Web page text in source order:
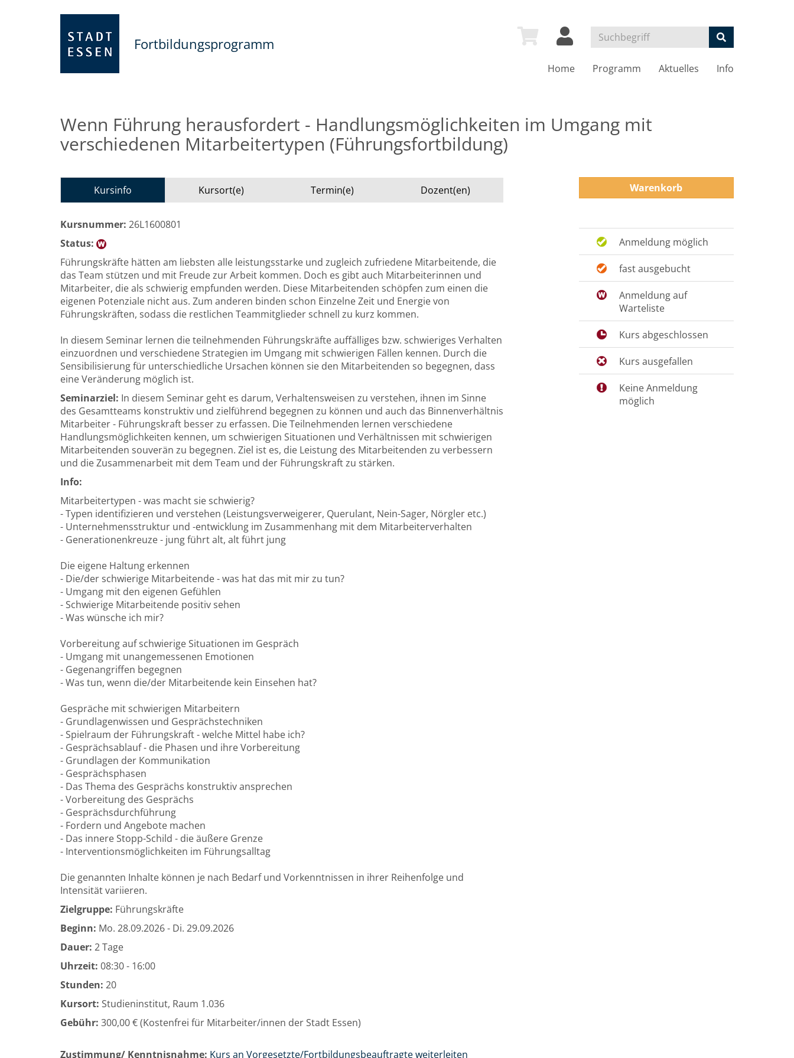
Fortbildungsprogramm
Home Programm Aktuelles Info
Wenn Führung herausfordert - Handlungsmöglichkeiten im Umgang mit
verschiedenen Mitarbeitertypen (Führungsfortbildung)
Kursinfo Kursort(e) Termin(e) Dozent(en)
Kursnummer: 26L1600801
Status:
Führungskräfte hätten am liebsten alle leistungsstarke und zugleich zufriedene Mitarbeitende, die
das Team stützen und mit Freude zur Arbeit kommen. Doch es gibt auch Mitarbeiterinnen und
Mitarbeiter, die als schwierig empfunden werden. Diese Mitarbeitenden schöpfen zum einen die
eigenen Potenziale nicht aus. Zum anderen binden schon Einzelne Zeit und Energie von
Führungskräften, sodass die restlichen Teammitglieder schnell zu kurz kommen.
In diesem Seminar lernen die teilnehmenden Führungskräfte auffälliges bzw. schwieriges Verhalten
einzuordnen und verschiedene Strategien im Umgang mit schwierigen Fällen kennen. Durch die
Sensibilisierung für unterschiedliche Ursachen können sie den Mitarbeitenden so begegnen, dass
eine Veränderung möglich ist.
Seminarziel: In diesem Seminar geht es darum, Verhaltensweisen zu verstehen, ihnen im Sinne
des Gesamtteams konstruktiv und zielführend begegnen zu können und auch das Binnenverhältnis
Mitarbeiter - Führungskraft besser zu erfassen. Die Teilnehmenden lernen verschiedene
Handlungsmöglichkeiten kennen, um schwierigen Situationen und Verhältnissen mit schwierigen
Mitarbeitenden souverän zu begegnen. Ziel ist es, die Leistung des Mitarbeitenden zu verbessern
und die Zusammenarbeit mit dem Team und der Führungskraft zu stärken.
Info:
Mitarbeitertypen - was macht sie schwierig?
- Typen identifizieren und verstehen (Leistungsverweigerer, Querulant, Nein-Sager, Nörgler etc.)
- Unternehmensstruktur und -entwicklung im Zusammenhang mit dem Mitarbeiterverhalten
- Generationenkreuze - jung führt alt, alt führt jung
Die eigene Haltung erkennen
- Die/der schwierige Mitarbeitende - was hat das mit mir zu tun?
- Umgang mit den eigenen Gefühlen
- Schwierige Mitarbeitende positiv sehen
- Was wünsche ich mir?
Vorbereitung auf schwierige Situationen im Gespräch
- Umgang mit unangemessenen Emotionen
- Gegenangriffen begegnen
- Was tun, wenn die/der Mitarbeitende kein Einsehen hat?
Gespräche mit schwierigen Mitarbeitern
- Grundlagenwissen und Gesprächstechniken
- Spielraum der Führungskraft - welche Mittel habe ich?
- Gesprächsablauf - die Phasen und ihre Vorbereitung
- Grundlagen der Kommunikation
- Gesprächsphasen
- Das Thema des Gesprächs konstruktiv ansprechen
- Vorbereitung des Gesprächs
- Gesprächsdurchführung
- Fordern und Angebote machen
- Das innere Stopp-Schild - die äußere Grenze
- Interventionsmöglichkeiten im Führungsalltag
Die genannten Inhalte können je nach Bedarf und Vorkenntnissen in ihrer Reihenfolge und
Intensität variieren.
Zielgruppe: Führungskräfte
Beginn: Mo. 28.09.2026 - Di. 29.09.2026
Dauer: 2 Tage
Uhrzeit: 08:30 - 16:00
Stunden: 20
Kursort: Studieninstitut, Raum 1.036
Gebühr: 300,00 € (Kostenfrei für Mitarbeiter/innen der Stadt Essen)
Zustimmung/ Kenntnisnahme: Kurs an Vorgesetzte/Fortbildungsbeauftragte weiterleiten
Warenkorb
Anmeldung möglich
fast ausgebucht
Anmeldung auf
Warteliste
Kurs abgeschlossen
Kurs ausgefallen
Keine Anmeldung
möglich